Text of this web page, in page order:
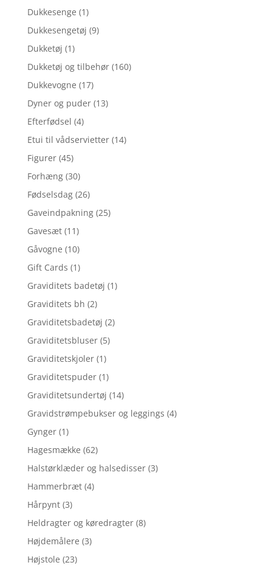
Dukkesenge (1)
Dukkesengetøj (9)
Dukketøj (1)
Dukketøj og tilbehør (160)
Dukkevogne (17)
Dyner og puder (13)
Efterfødsel (4)
Etui til vådservietter (14)
Figurer (45)
Forhæng (30)
Fødselsdag (26)
Gaveindpakning (25)
Gavesæt (11)
Gåvogne (10)
Gift Cards (1)
Graviditets badetøj (1)
Graviditets bh (2)
Graviditetsbadetøj (2)
Graviditetsbluser (5)
Graviditetskjoler (1)
Graviditetspuder (1)
Graviditetsundertøj (14)
Gravidstrømpebukser og leggings (4)
Gynger (1)
Hagesmække (62)
Halstørklæder og halsedisser (3)
Hammerbræt (4)
Hårpynt (3)
Heldragter og køredragter (8)
Højdemålere (3)
Højstole (23)